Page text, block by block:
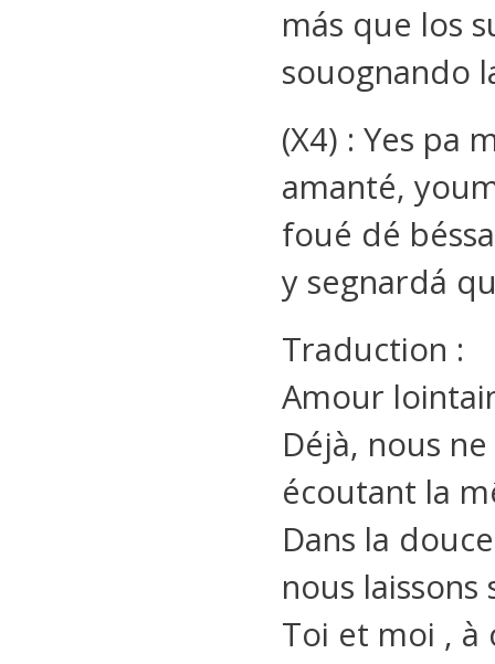
más que los
souognando
(X4) : Yes pa
amanté,
foué dé
y segnardá
Traduction :
Amour
Déjà, nous
écoutant la
Dans la
nous laissons
Toi et moi , à